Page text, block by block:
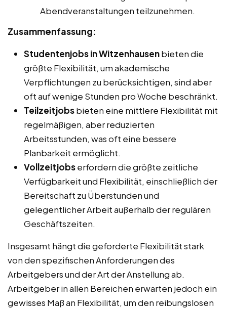
Abendveranstaltungen teilzunehmen.
Zusammenfassung:
Studentenjobs in Witzenhausenbieten die
größte Flexibilität, um akademische
Verpflichtungen zu berücksichtigen, sind aber
oft auf wenige Stunden pro Woche beschränkt.
Teilzeitjobsbieten eine mittlere Flexibilität mit
regelmäßigen, aber reduzierten
Arbeitsstunden, was oft eine bessere
Planbarkeit ermöglicht.
Vollzeitjobserfordern die größte zeitliche
Verfügbarkeit und Flexibilität, einschließlich der
Bereitschaft zu Überstunden und
gelegentlicher Arbeit außerhalb der regulären
Geschäftszeiten.
Insgesamt hängt die geforderte Flexibilität stark
von den spezifischen Anforderungen des
Arbeitgebers und der Art der Anstellung ab.
Arbeitgeber in allen Bereichen erwarten jedoch ein
gewisses Maß an Flexibilität, um den reibungslosen